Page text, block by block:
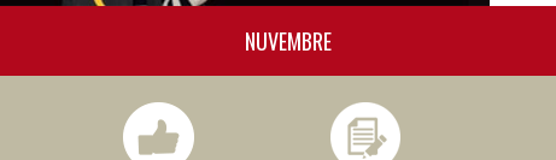
NUVEMBRE